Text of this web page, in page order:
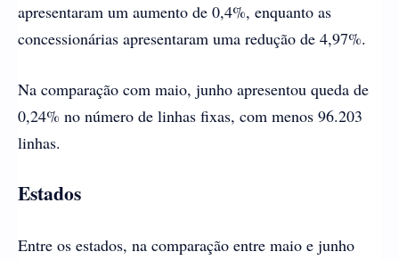
apresentaram um aumento de 0,4%, enquanto as
concessionárias apresentaram uma redução de 4,97%.
Na comparação com maio, junho apresentou queda de
0,24% no número de linhas fixas, com menos 96.203
linhas.
Estados
Entre os estados, na comparação entre maio e junho